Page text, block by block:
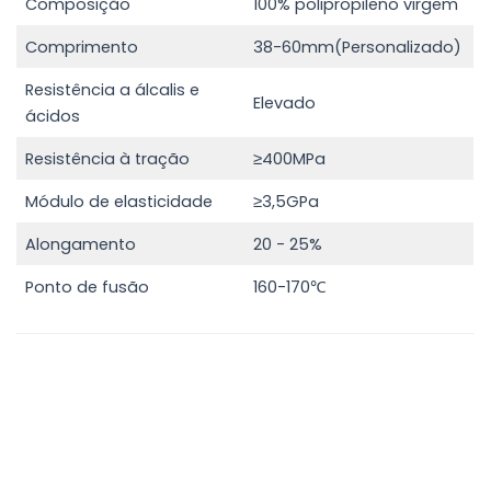
Composição
100% polipropileno virgem
Comprimento
38-60mm(Personalizado)
Resistência a álcalis e
ácidos
Elevado
Resistência à tração
≥400MPa
Módulo de elasticidade
≥3,5GPa
Alongamento
20 - 25%
Ponto de fusão
160-170℃